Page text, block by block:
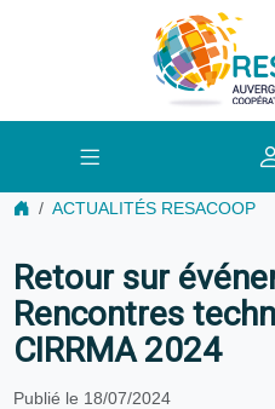
ACTUALITÉS RESACOOP
Retour sur
Rencontres
CIRRMA 2024
Publié le 18/07/2024